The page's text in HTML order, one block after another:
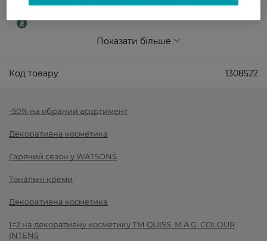
Показати більше
Код товару 1308522
-50% на обраний асортимент
Декоративна косметика
Гарячий сезон у WATSONS
Тональні креми
Декоративна косметика
1=2 на декоративну косметику ТМ QUISS, M.A.G. COLOUR
INTENS